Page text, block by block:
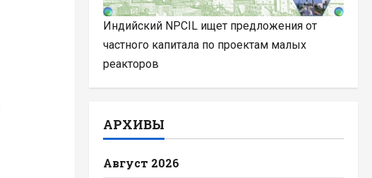
Индийский NPCIL ищет предложения от
частного капитала по проектам малых
реакторов
АРХИВЫ
Август 2026